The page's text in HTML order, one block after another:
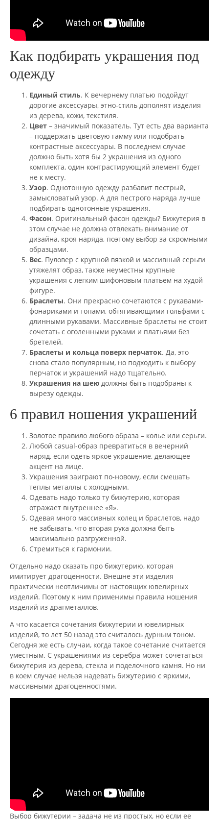
Как подбирать украшения под
одежду
Единый стиль. К вечернему платью подойдут
дорогие аксессуары, этно-стиль дополнят изделия
из дерева, кожи, текстиля.
Цвет – значимый показатель. Тут есть два варианта
– поддержать цветовую гамму или подобрать
контрастные аксессуары. В последнем случае
должно быть хотя бы 2 украшения из одного
комплекта, один контрастирующий элемент будет
не к месту.
Узор. Однотонную одежду разбавит пестрый,
замысловатый узор. А для пестрого наряда лучше
подбирать однотонные украшения.
Фасон. Оригинальный фасон одежды? Бижутерия в
этом случае не должна отвлекать внимание от
дизайна, кроя наряда, поэтому выбор за скромными
образцами.
Вес. Пуловер с крупной вязкой и массивный серьги
утяжелят образ, также неуместны крупные
украшения с легким шифоновым платьем на худой
фигуре.
Браслеты. Они прекрасно сочетаются с рукавами-
фонариками и топами, обтягивающими гольфами с
длинными рукавами. Массивные браслеты не стоит
сочетать с оголенными руками и платьями без
бретелей.
Браслеты и кольца поверх перчаток. Да, это
снова стало популярным, но подходить к выбору
перчаток и украшений надо тщательно.
Украшения на шею должны быть подобраны к
вырезу одежды.
6 правил ношения украшений
Золотое правило любого образа – колье или серьги.
Любой casual-образ превратиться в вечерний
наряд, если одеть яркое украшение, делающее
акцент на лице.
Украшения заиграют по-новому, если смешать
теплы металлы с холодными.
Одевать надо только ту бижутерию, которая
отражает внутреннее «Я».
Одевая много массивных колец и браслетов, надо
не забывать, что вторая рука должна быть
максимально разгруженной.
Стремиться к гармонии.
Отдельно надо сказать про бижутерию, которая
имитирует драгоценности. Внешне эти изделия
практически неотличимы от настоящих ювелирных
изделий. Поэтому к ним применимы правила ношения
изделий из драгметаллов.
А что касается сочетания бижутерии и ювелирных
изделий, то лет 50 назад это считалось дурным тоном.
Сегодня же есть случаи, когда такое сочетание считается
уместным. С украшениями из серебра может сочетаться
бижутерия из дерева, стекла и поделочного камня. Но ни
в коем случае нельзя надевать бижутерию с яркими,
массивными драгоценностями.
Выбор бижутерии – задача не из простых, но если ее